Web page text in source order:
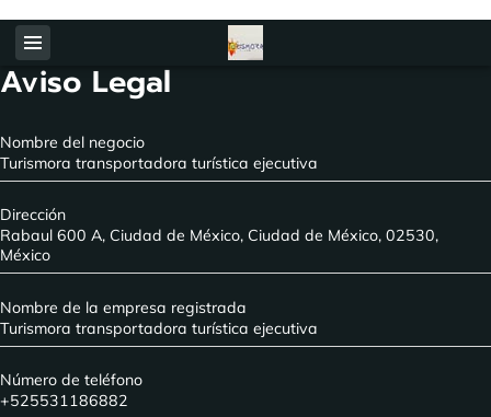
Aviso Legal
Nombre del negocio
Turismora transportadora turística ejecutiva
Dirección
Rabaul 600 A, Ciudad de México, Ciudad de México, 02530,
México
Nombre de la empresa registrada
Turismora transportadora turística ejecutiva
Número de teléfono
+525531186882